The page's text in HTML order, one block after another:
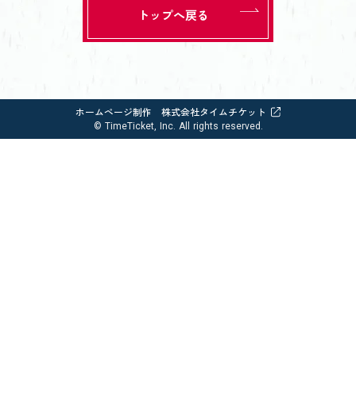
トップへ戻る
ホームページ制作 株式会社タイムチケット
© TimeTicket, Inc. All rights reserved.